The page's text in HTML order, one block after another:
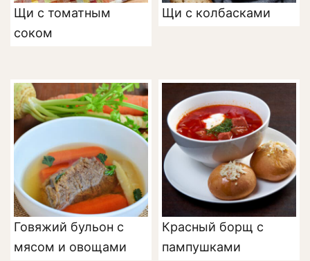
Щи с томатным
соком
Щи с колбасками
Говяжий бульон с
мясом и овощами
Красный борщ с
пампушками